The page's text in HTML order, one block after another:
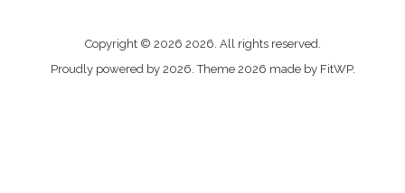
contacter
Copyright © 2026 2026. All rights reserved.
Proudly powered by 2026. Theme 2026 made by FitWP.